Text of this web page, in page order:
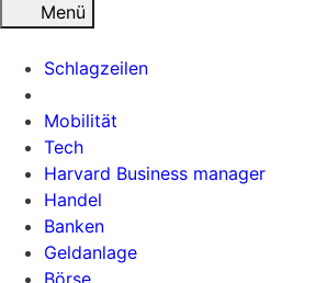
Menü
Schlagzeilen
Mobilität
Tech
Harvard Business manager
Handel
Banken
Geldanlage
Börse